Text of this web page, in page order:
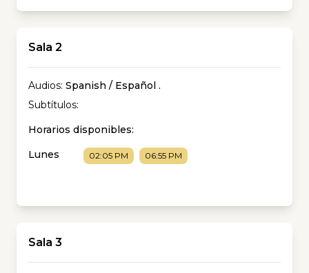
Sala 2
Audios: Spanish / Español .
Subtítulos:
Horarios disponibles:
Lunes
02:05 PM 06:55 PM
Sala 3